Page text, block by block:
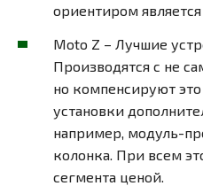
ориентиром
Moto Z – Лучшие
Производятся с не
но компенсируют
установки
например, модуль-
колонка. При всем
сегмента ценой.